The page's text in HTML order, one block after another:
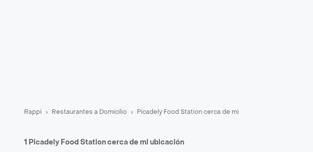
Rappi Restaurantes a Domicilio Picadely Food Station cerca de mi
1 Picadely Food Station cerca de mi ubicación